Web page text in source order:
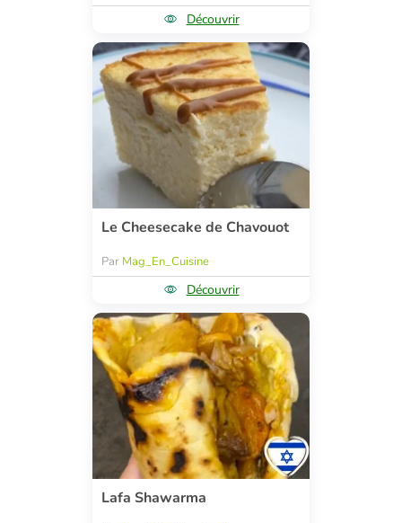
Découvrir
Le Cheesecake de Chavouot
Par Mag_En_Cuisine
Découvrir
Lafa Shawarma